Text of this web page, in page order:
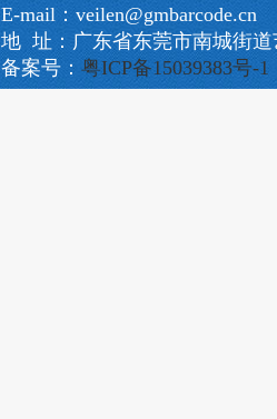
E-mail：veilen@gmbarcode.cn
地 址：广东省东莞市南城街
备案号： 粤ICP备15039383号-1